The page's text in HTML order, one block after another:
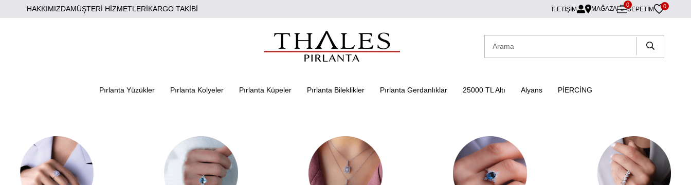
HAKKIMIZDAMÜŞTERİ HİZMETLERİKARGO TAKİBİ İLETİŞİM MAĞAZA SEPETIM
0 0
Pırlanta Yüzükler Pırlanta Kolyeler Pırlanta Küpeler Pırlanta Bileklikler Pırlanta Gerdanlıklar 25000 TL Altı Alyans PİERCİNG